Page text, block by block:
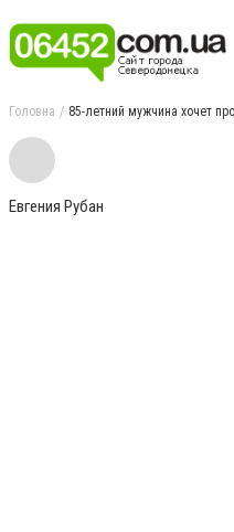
Головна 85-летний мужчина хочет
Евгения Рубан